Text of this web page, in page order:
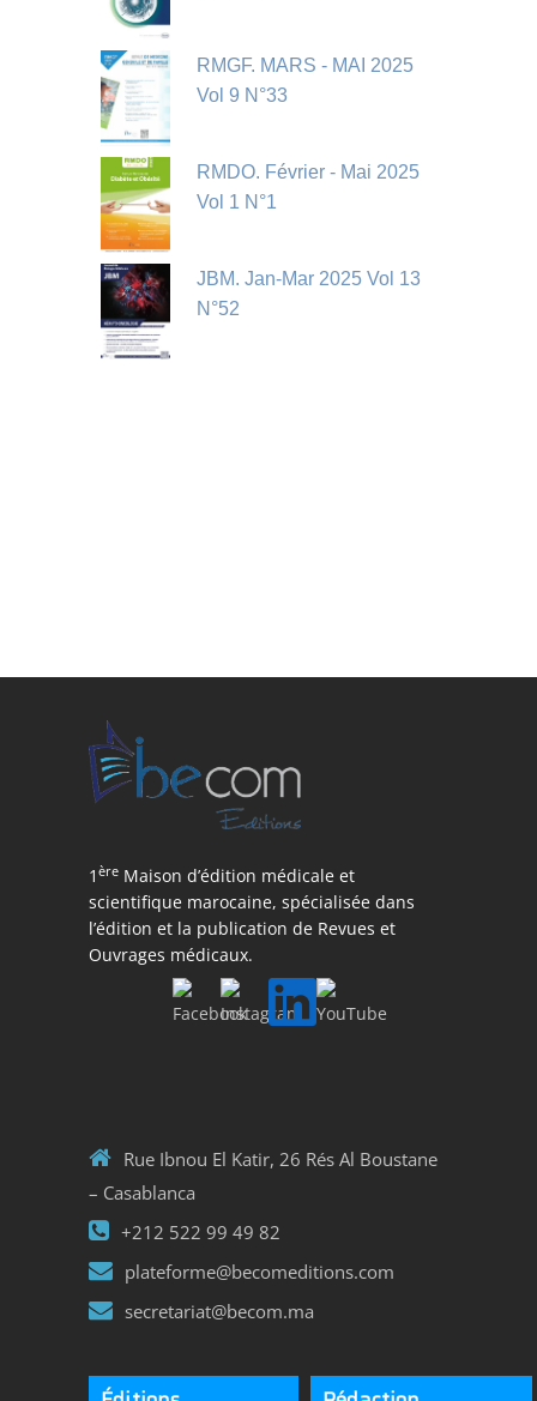
RMGF. MARS - MAI 2025
Vol 9 N°33
RMDO. Février - Mai 2025
Vol 1 N°1
JBM. Jan-Mar 2025 Vol 13
N°52
1 ère Maison d’édition médicale et
scientifique marocaine, spécialisée dans
l’édition et la publication de Revues et
Ouvrages médicaux.
Rue Ibnou El Katir, 26 Rés Al Boustane
– Casablanca
+212 522 99 49 82
plateforme@becomeditions.com
secretariat@becom.ma